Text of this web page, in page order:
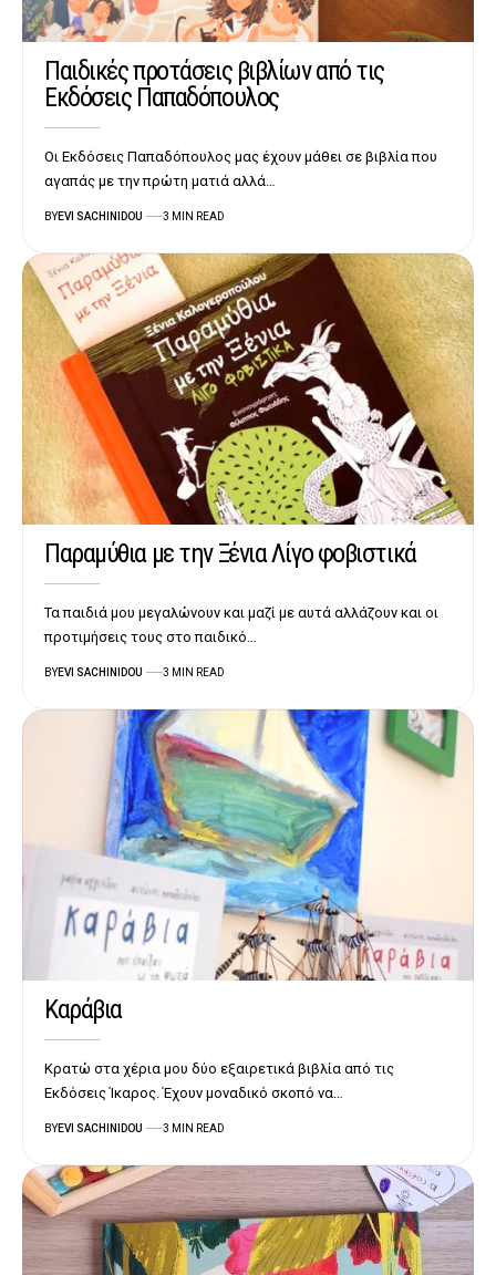
Παιδικές προτάσεις βιβλίων από τις
Εκδόσεις Παπαδόπουλος
Οι Εκδόσεις Παπαδόπουλος μας έχουν μάθει σε βιβλία που
αγαπάς με την πρώτη ματιά αλλά…
BYEVI SACHINIDOU 3 MIN READ
Παραμύθια με την Ξένια Λίγο φοβιστικά
Τα παιδιά μου μεγαλώνουν και μαζί με αυτά αλλάζουν και οι
προτιμήσεις τους στο παιδικό…
BYEVI SACHINIDOU 3 MIN READ
Καράβια
Κρατώ στα χέρια μου δύο εξαιρετικά βιβλία από τις
Εκδόσεις Ίκαρος. Έχουν μοναδικό σκοπό να…
BYEVI SACHINIDOU 3 MIN READ